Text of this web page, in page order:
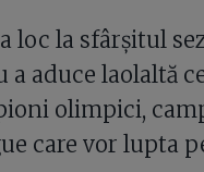
loc la sfârșitul
aduce laolaltă
olimpici,
care vor lupta